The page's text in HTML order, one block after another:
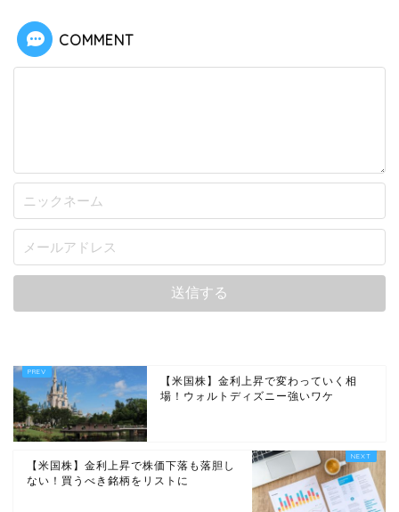
COMMENT
【米国株】金利上昇で変わっていく相
場！ウォルトディズニー強いワケ
【米国株】金利上昇で株価下落も落胆し
ない！買うべき銘柄をリストに